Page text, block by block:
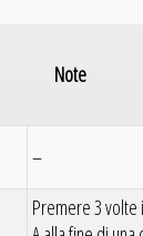
Note
–
Premere 3 volte